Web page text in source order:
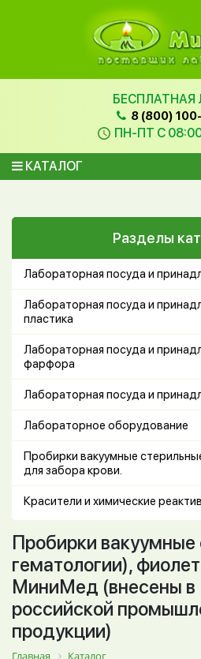
БЕСПЛАТНАЯ
8 (800)
ПН-ПТ С
КАТАЛОГ
Разделы
Лабораторная посуда и
Лабораторная посуда и
пластика
Лабораторная посуда и
фарфора
Лабораторная посуда и
Лабораторное оборудование
Пробирки вакуумные
для забора крови.
Красители и химические
Пробирки
гематологии),
МиниМед (внесены в
российской
продукции)
Главная
Каталог